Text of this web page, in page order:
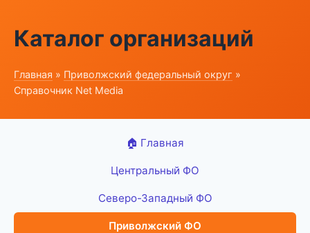
Каталог организаций
Главная » Приволжский федеральный округ »
Справочник Net Media
🏠 Главная
Центральный ФО
Северо-Западный ФО
Приволжский ФО